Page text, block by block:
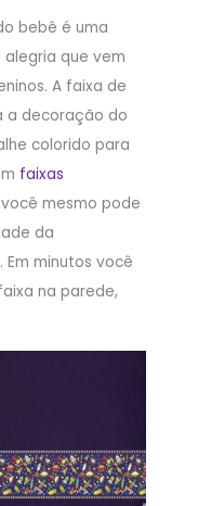
bebê é uma
que vem
A faixa de
a decoração do
colorido para
faixas
mesmo pode
da
minutos você
na parede,